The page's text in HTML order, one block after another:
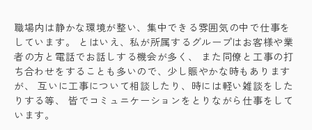
職場内は静かな環境が整い、集中できる雰囲気の中で仕事を
しています。 とはいえ、私が所属するグループはお客様や業
者の方と電話でお話しする機会が多く、 また同僚と工事の打
ち合わせをすることも多いので、少し賑やかな時もあります
が、 互いに工事について相談したり、時には軽い雑談をした
りする等、 皆でコミュニケーションをとりながら仕事をして
います。